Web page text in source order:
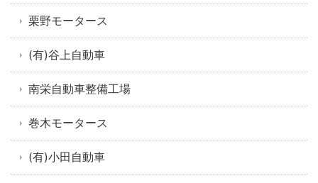
栗野モータース
(有)谷上自動車
南栄自動車整備工場
巻木モータース
(有)小田自動車